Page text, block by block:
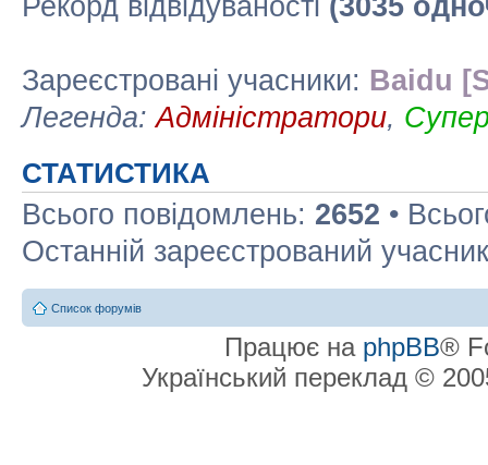
Рекорд відвідуваності (3035
Зареєстровані учасники: Baidu
Легенда:Адміністратори,
СТАТИСТИКА
Всього повідомлень: 2652 •
Останній зареєстрований
Список форумів
Працює на phpBB®
Український переклад ©